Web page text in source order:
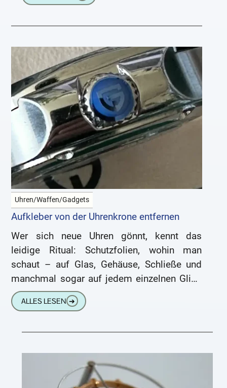
Uhren/Waffen/Gadgets
Aufkleber von der Uhrenkrone entfernen
Wer sich neue Uhren gönnt, kennt das
leidige Ritual: Schutzfolien, wohin man
schaut – auf Glas, Gehäuse, Schließe und
manchmal sogar auf jedem einzelnen Glied
des Armbands. Was gut gemeint
ALLES LESEN ➔